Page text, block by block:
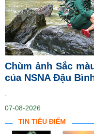
Chùm ảnh Sắc
của NSNA Đậu
07-08-2026
TIN TIÊU ĐIỂM